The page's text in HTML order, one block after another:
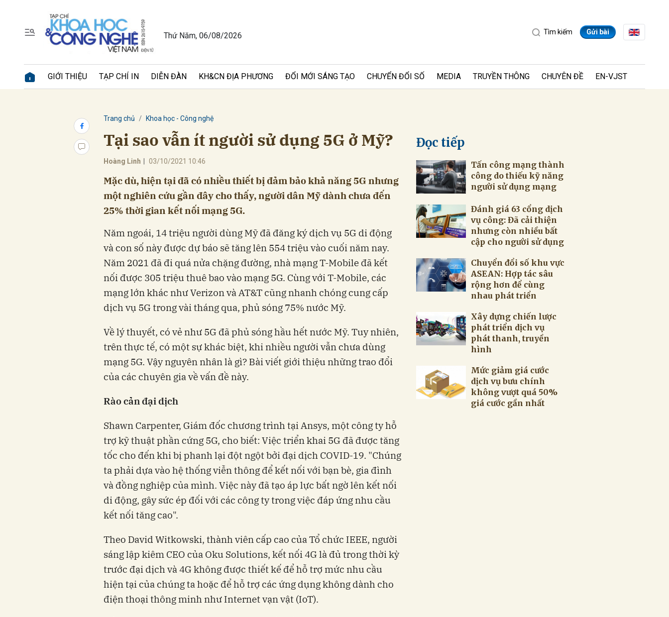
Thứ Năm, 06/08/2026 Tìm kiếm Gửi bài
GIỚI THIỆU TẠP CHÍ IN DIỄN ĐÀN KH&CN ĐỊA PHƯƠNG ĐỔI MỚI SÁNG TẠO CHUYỂN ĐỔI SỐ MEDIA TRUYỀN THÔNG CHUYÊN ĐỀ EN-VJST
Trang chủ Khoa học - Công nghệ
Tại sao vẫn ít người sử dụng 5G ở Mỹ?
Hoàng Linh 03/10/2021 10:46
Mặc dù, hiện tại đã có nhiều thiết bị đảm bảo khả năng 5G nhưng
một nghiên cứu gần đây cho thấy, người dân Mỹ dành chưa đến
25% thời gian kết nối mạng 5G.
Năm ngoái, 14 triệu người dùng Mỹ đã đăng ký dịch vụ 5G di động
và con số này được dự báo sẽ tăng lên 554 triệu vào cuối năm nay.
Năm 2021 đã đi quá nửa chặng đường, nhà mạng T-Mobile đã kết
nối được 305 triệu thuê bao vào mạng 5G. Cùng với T-Mobile, các
mạng lớn khác như Verizon và AT&T cũng nhanh chóng cung cấp
dịch vụ 5G trong vài tháng qua, phủ sóng 75% nước Mỹ.
Về lý thuyết, có vẻ như 5G đã phủ sóng hầu hết nước Mỹ. Tuy nhiên,
trên thực tế, có một sự khác biệt, khi nhiều người vẫn chưa dùng
mạng 5G. Vậy nguyên nhân là gì? Bài viết giới thiệu những trao đổi
của các chuyên gia về vấn đề này.
Rào cản đại dịch
Shawn Carpenter, Giám đốc chương trình tại Ansys, một công ty hỗ
trợ kỹ thuật phần cứng 5G, cho biết: Việc triển khai 5G đã được tăng
tốc cho đến khi bị phanh lại đột ngột bởi đại dịch COVID-19. "Chúng
ta phải dựa vào hệ thống viễn thông để kết nối với bạn bè, gia đình
và đồng nghiệp của mình. Việc này đã tạo áp lực bất ngờ lên kết nối
di động, gây sức ép đối với các công ty trong việc đáp ứng nhu cầu
kết nối tăng cao".
Theo David Witkowski, thành viên cấp cao của Tổ chức IEEE, người
sáng lập kiêm CEO của Oku Solutions, kết nối 4G là đủ trong thời kỳ
trước đại dịch và 4G không được thiết kế để hỗ trợ mức nhu cầu
hiện tại của chúng ta hoặc để hỗ trợ các ứng dụng không dành cho
điện thoại thông minh như Internet vạn vật (IoT).
Đọc tiếp
Tấn công mạng thành
công do thiếu kỹ năng
người sử dụng mạng
Đánh giá 63 cổng dịch
vụ công: Đã cải thiện
nhưng còn nhiều bất
cập cho người sử dụng
Chuyển đổi số khu vực
ASEAN: Hợp tác sâu
rộng hơn để cùng
nhau phát triển
Xây dựng chiến lược
phát triển dịch vụ
phát thanh, truyền
hình
Mức giảm giá cước
dịch vụ bưu chính
không vượt quá 50%
giá cước gần nhất
Gửi